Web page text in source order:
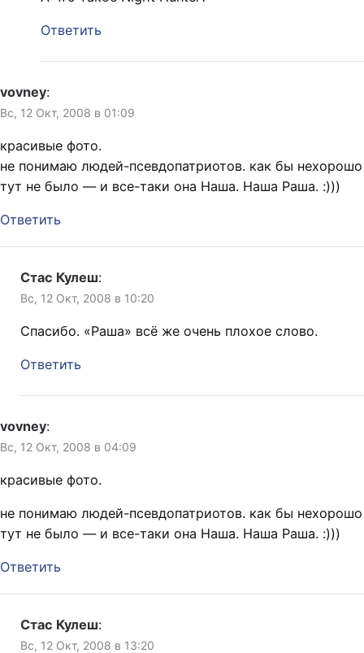
Ответить
vovney:
Вс, 12 Окт, 2008 в 01:09
красивые фото.
не понимаю людей-псевдопатриотов. как бы нехорошо
тут не было — и все-таки она Наша. Наша Раша. :)))
Ответить
Стас Кулеш:
Вс, 12 Окт, 2008 в 10:20
Спасибо. «Раша» всё же очень плохое слово.
Ответить
vovney:
Вс, 12 Окт, 2008 в 04:09
красивые фото.
не понимаю людей-псевдопатриотов. как бы нехорошо
тут не было — и все-таки она Наша. Наша Раша. :)))
Ответить
Стас Кулеш:
Вс, 12 Окт, 2008 в 13:20